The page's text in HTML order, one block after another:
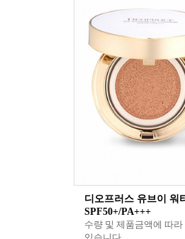
디오프러스 유브이 워
SPF50+/PA+++
수량 및 제품금액에 따